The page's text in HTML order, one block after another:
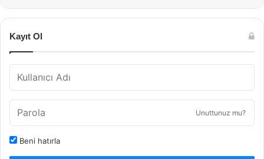
Kayıt Ol
Unuttunuz mu?
Beni hatırla